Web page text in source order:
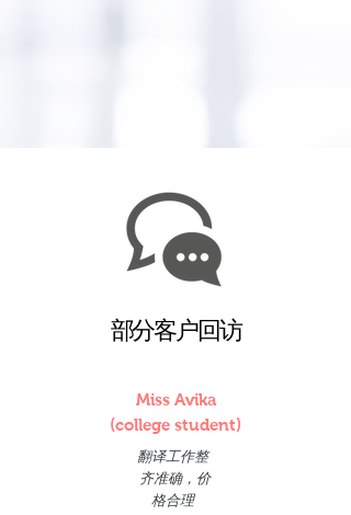
部分客户回访
翻译工作整
齐准确，价
格合理
Miss Avika
(college student)